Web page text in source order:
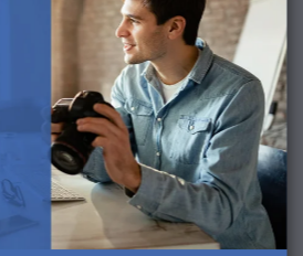
ina eksportimiseks parima
soovitame kasutada Saal
Tööseadistuse faili saad alla
allalaadimist ja lahtipakkimist
ülamenüüst Muuda, seejärel
. Avaneb uus aken, kus
ja valida allalaaditud
oled valinud, klõpsaSalvesta